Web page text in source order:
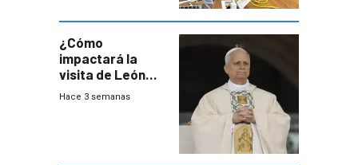
¿Cómo
impactará la
visita de León
XIV a Uruguay?
Hace 3 semanas